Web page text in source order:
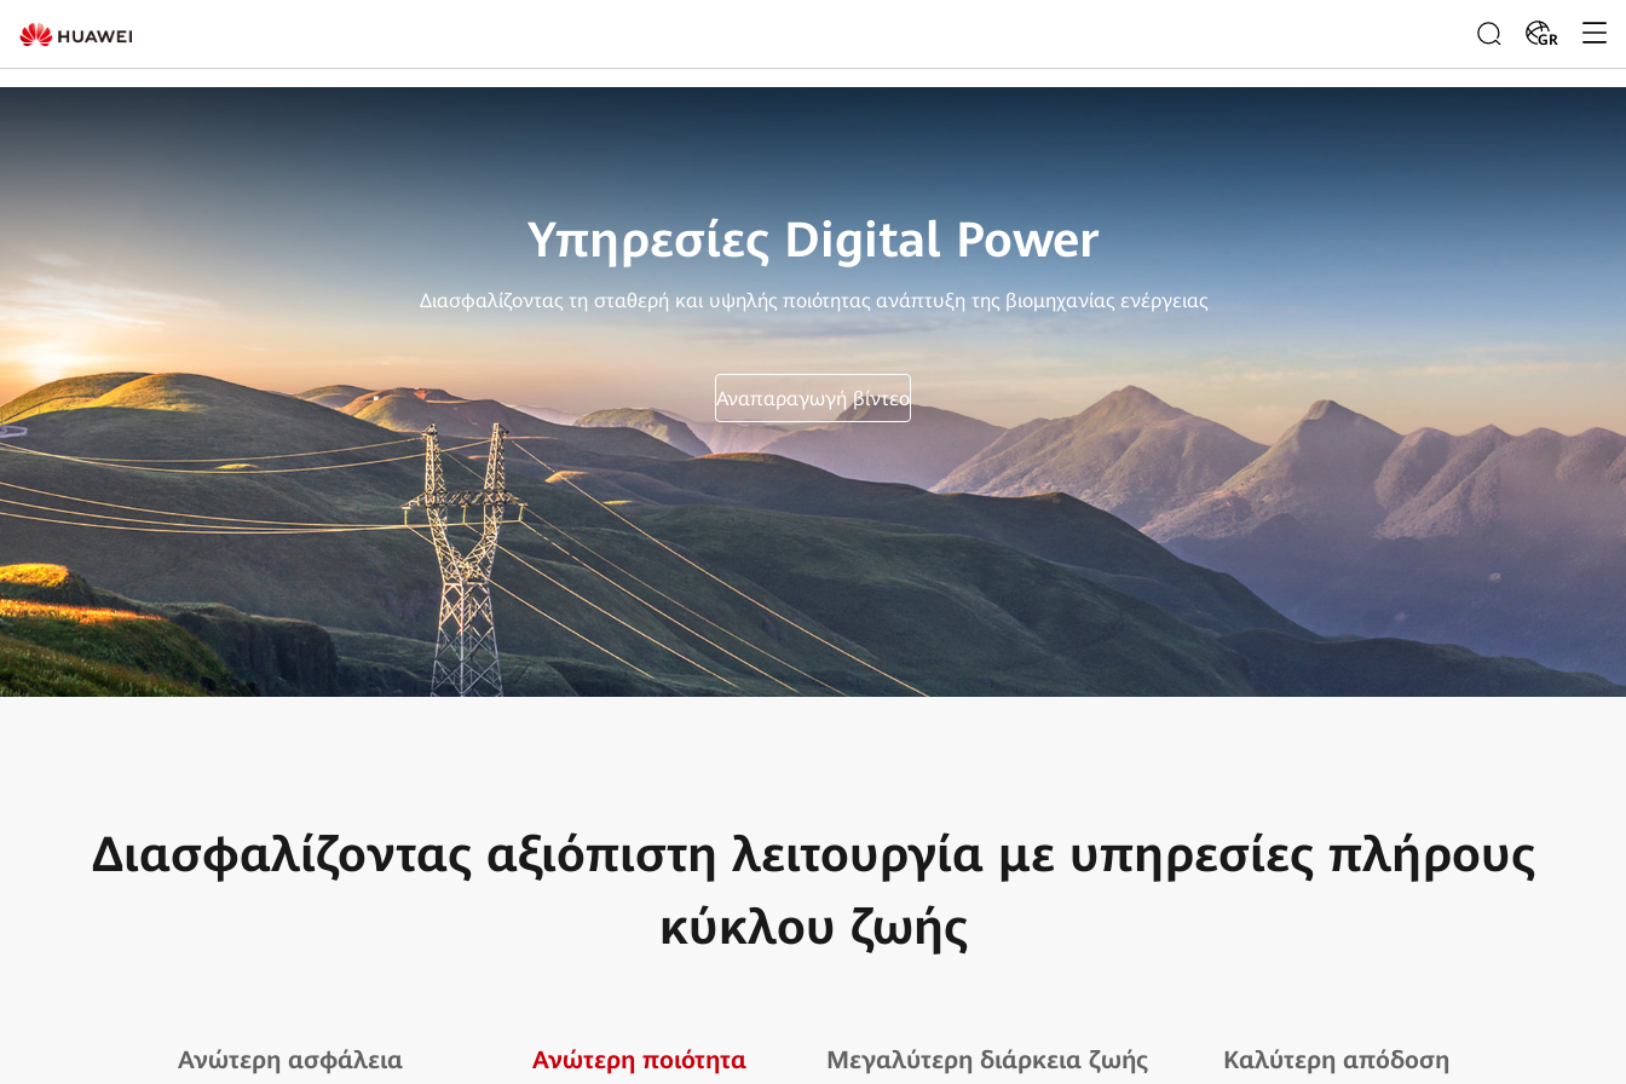
GR
Υπηρεσίες Digital Power
Διασφαλίζοντας τη σταθερή και υψηλής ποιότητας ανάπτυξη της βιομηχανίας ενέργειας
Αναπαραγωγή βίντεο
Διασφαλίζοντας αξιόπιστη λειτουργία με υπηρεσίες πλήρους
κύκλου ζωής
Ανώτερη ασφάλεια Ανώτερη ποιότητα Μεγαλύτερη διάρκεια ζωής Καλύτερη απόδοση